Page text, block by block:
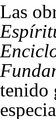
Las
tenido